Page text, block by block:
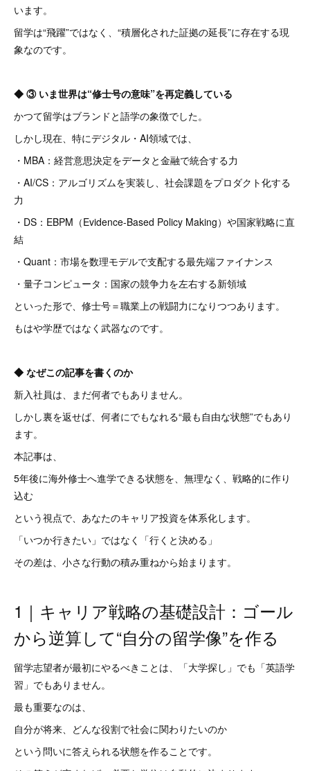
います。
留学は“飛躍”ではなく、“積層化された証拠の延長”に存在する現
象なのです。
◆ ③ いま世界は“修士号の意味”を再定義している
かつて留学はブランドと語学の象徴でした。
しかし現在、特にデジタル・AI領域では、
・MBA：経営意思決定をデータと金融で統合する力
・AI/CS：アルゴリズムを実装し、社会課題をプロダクト化する
力
・DS：EBPM（Evidence-Based Policy Making）や国家戦略に直
結
・Quant：市場を数理モデルで支配する最先端ファイナンス
・量子コンピュータ：国家の競争力を左右する新領域
といった形で、修士号＝職業上の戦闘力になりつつあります。
もはや学歴ではなく武器なのです。
◆ なぜこの記事を書くのか
新入社員は、まだ何者でもありません。
しかし裏を返せば、何者にでもなれる“最も自由な状態”でもあり
ます。
本記事は、
5年後に海外修士へ進学できる状態を、無理なく、戦略的に作り
込む
という視点で、あなたのキャリア投資を体系化します。
「いつか行きたい」ではなく「行くと決める」
その差は、小さな行動の積み重ねから始まります。
1｜キャリア戦略の基礎設計：ゴール
から逆算して“自分の留学像”を作る
留学志望者が最初にやるべきことは、「大学探し」でも「英語学
習」でもありません。
最も重要なのは、
自分が将来、どんな役割で社会に関わりたいのか
という問いに答えられる状態を作ることです。